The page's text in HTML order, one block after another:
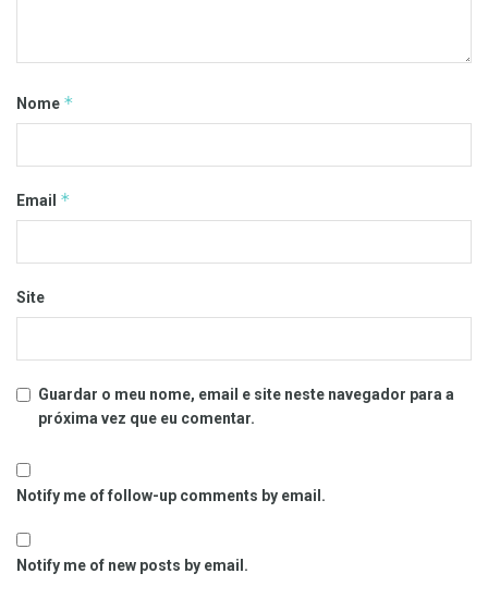
Nome *
Email *
Site
Guardar o meu nome, email e site neste navegador para a
próxima vez que eu comentar.
Notify me of follow-up comments by email.
Notify me of new posts by email.